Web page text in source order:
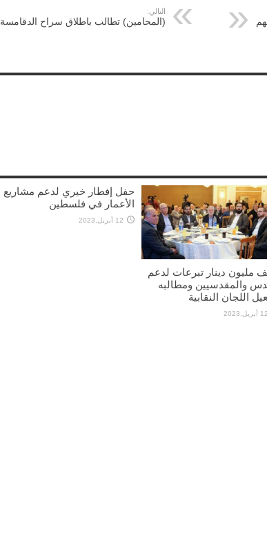
التالي:
(المحامين) تطالب باطلاق سراح الدقامسة
مليون دينار تبرعات لدعم
والمقدسيين ومطالبه
اللجان النقابية
12 أبريل,2023
حفل إفطار خيري لدعم مشاريع
الأعمار في فلسطين
12 أبريل,2023